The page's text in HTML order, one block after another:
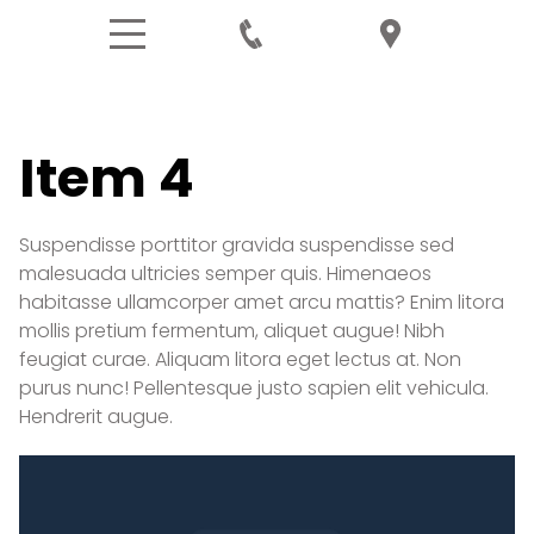
Item 4
Suspendisse porttitor gravida suspendisse sed
malesuada ultricies semper quis. Himenaeos
habitasse ullamcorper amet arcu mattis? Enim litora
mollis pretium fermentum, aliquet augue! Nibh
feugiat curae. Aliquam litora eget lectus at. Non
purus nunc! Pellentesque justo sapien elit vehicula.
Hendrerit augue.